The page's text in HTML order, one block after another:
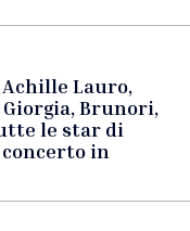
Lauro,
Giorgia, Brunori,
le star di
in